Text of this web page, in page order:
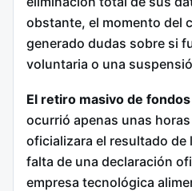
obstante, el momento del
generado dudas sobre si
voluntaria o una
El retiro masivo de
ocurrió apenas unas
oficializara el resultado de
falta de una declaración
empresa tecnológica